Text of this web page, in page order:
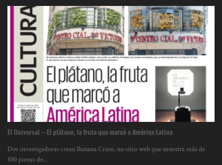
El Universal – El plátano, la fruta que marcó a América Latina
Dos investigadoras crean Banana Craze, un sitio web que muestra más de
100 piezas de...